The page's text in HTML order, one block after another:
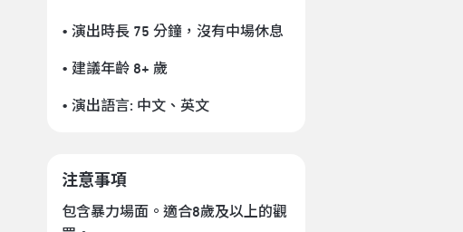
• 演出時長 75 分鐘 ，沒有中場休息
• 建議年齡 8+ 歲
• 演出語言: 中文 、 英文
注意事項
包含暴力場面。適合8歲及以上的觀